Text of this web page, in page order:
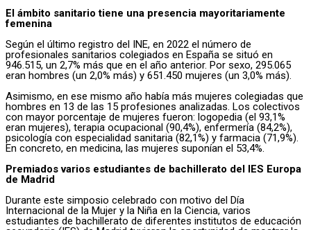
El ámbito sanitario tiene una presencia mayoritariamente
femenina
Según el último registro del INE, en 2022 el número de
profesionales sanitarios colegiados en España se situó en
946.515, un 2,7% más que en el año anterior. Por sexo, 295.065
eran hombres (un 2,0% más) y 651.450 mujeres (un 3,0% más).
Asimismo, en ese mismo año había más mujeres colegiadas que
hombres en 13 de las 15 profesiones analizadas. Los colectivos
con mayor porcentaje de mujeres fueron: logopedia (el 93,1%
eran mujeres), terapia ocupacional (90,4%), enfermería (84,2%),
psicología con especialidad sanitaria (82,1%) y farmacia (71,9%).
En concreto, en medicina, las mujeres suponían el 53,4%.
Premiados varios estudiantes de bachillerato del IES Europa
de Madrid
Durante este simposio celebrado con motivo del Día
Internacional de la Mujer y la Niña en la Ciencia, varios
estudiantes de bachillerato de diferentes institutos de educación